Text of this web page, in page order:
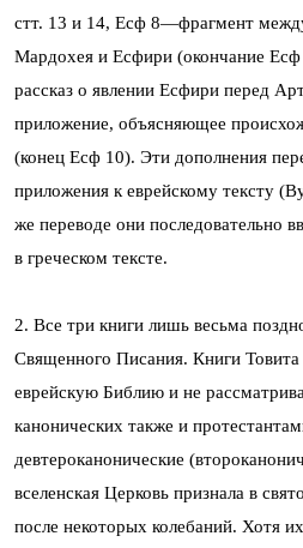
стт. 13 и 14, Есф 8—фрагмент
Мардохея и Есфири (окончание Есф
рассказ о явлении Есфири перед
приложение, объясняющее
(конец Есф 10). Эти дополнения
приложения к еврейскому тексту
же переводе они последовательно
в греческом тексте.
2. Все три книги лишь весьма
Священного Писания. Книги
еврейскую Библию и не
канонических также и
девтероканонические
вселенская Церковь признала в
после некоторых колебаний. Хотя